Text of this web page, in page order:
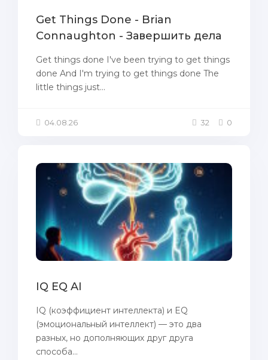
Get Things Done - Brian
Connaughton - Завершить дела
Get things done I've been trying to get things
done And I'm trying to get things done The
little things just...
04.08.26 32 0
IQ EQ AI
IQ (коэффициент интеллекта) и EQ
(эмоциональный интеллект) — это два
разных, но дополняющих друг друга
способа...